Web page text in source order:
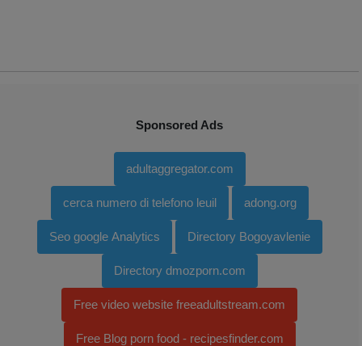
Sponsored Ads
adultaggregator.com
cerca numero di telefono leuil adong.org
Seo google Analytics Directory Bogoyavlenie
Directory dmozporn.com
Free video website freeadultstream.com
Free Blog porn food - recipesfinder.com